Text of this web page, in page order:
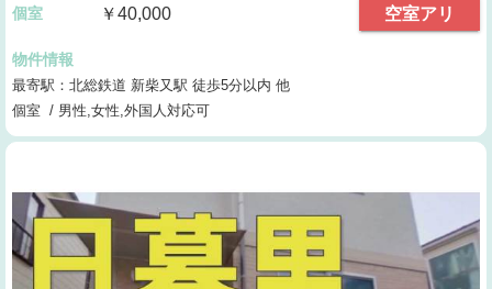
個室 ￥40,000 空室アリ
物件情報
最寄駅：北総鉄道 新柴又駅 徒歩5分以内 他
個室 / 男性,女性,外国人対応可